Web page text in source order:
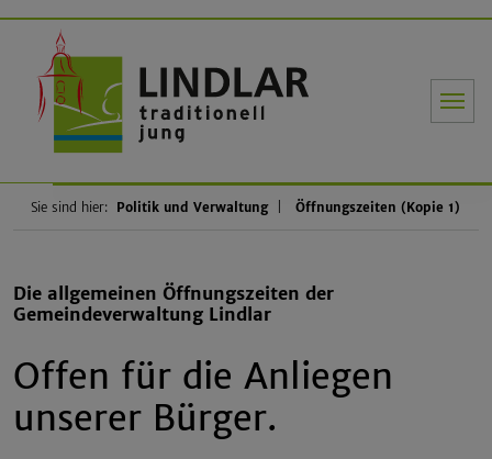
Sie sind hier: Politik und Verwaltung Öffnungszeiten (Kopie 1)
Die allgemeinen Öffnungszeiten der
Gemeindeverwaltung Lindlar
Offen für die Anliegen
unserer Bürger.